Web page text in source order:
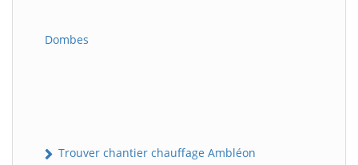
Dombes
Trouver chantier chauffage Ambléon